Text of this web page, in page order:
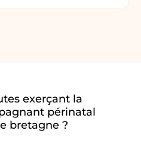
exerçant la
périnatal
bretagne ?